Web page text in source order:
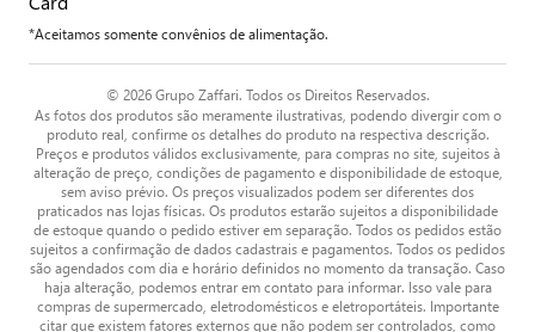
*Aceitamos somente convênios de alimentação.
© 2026 Grupo Zaffari. Todos os Direitos Reservados.
As fotos dos produtos são meramente ilustrativas, podendo divergir com o
produto real, confirme os detalhes do produto na respectiva descrição.
Preços e produtos válidos exclusivamente, para compras no site, sujeitos à
alteração de preço, condições de pagamento e disponibilidade de estoque,
sem aviso prévio. Os preços visualizados podem ser diferentes dos
praticados nas lojas físicas. Os produtos estarão sujeitos a disponibilidade
de estoque quando o pedido estiver em separação. Todos os pedidos estão
sujeitos a confirmação de dados cadastrais e pagamentos. Todos os pedidos
são agendados com dia e horário definidos no momento da transação. Caso
haja alteração, podemos entrar em contato para informar. Isso vale para
compras de supermercado, eletrodomésticos e eletroportáteis. Importante
citar que existem fatores externos que não podem ser controlados, como